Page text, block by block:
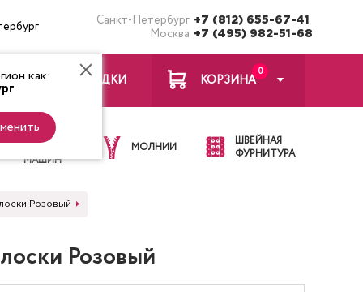
Санкт-Петербург +7 (812) 655-67-41
Москва +7 (495) 982-51-68
как: ЗАКЛАДКИ
0
КОРЗИНА
ИГЛЫ ДЛЯ
ШВЕЙНЫХ
МАШИН
МОЛНИИ
ШВЕЙНАЯ
ФУРНИТУРА
Розовый
Розовый